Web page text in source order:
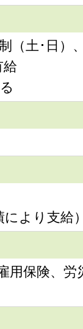
（土･日）
給
により支給
用保険、労